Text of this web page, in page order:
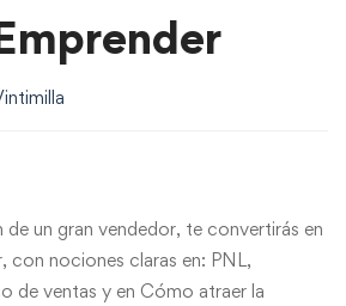
un gran vendedor, te convertirás en
con nociones claras en: PNL,
de ventas y en Cómo atraer la